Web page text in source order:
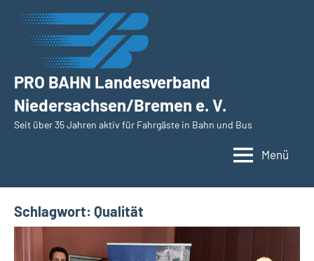
Inhalt
springen
PRO BAHN Landesverband
Niedersachsen/Bremen e. V.
Seit über 35 Jahren aktiv für Fahrgäste in Bahn und Bus
Menü
Schlagwort: Qualität